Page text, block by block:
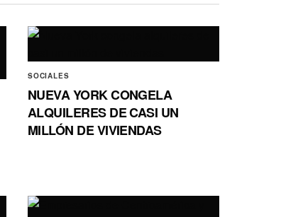
SOCIALES
NUEVA YORK CONGELA
ALQUILERES DE CASI UN
MILLÓN DE VIVIENDAS